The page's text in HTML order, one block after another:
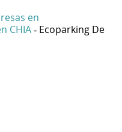
en
CHIA - Ecoparking De